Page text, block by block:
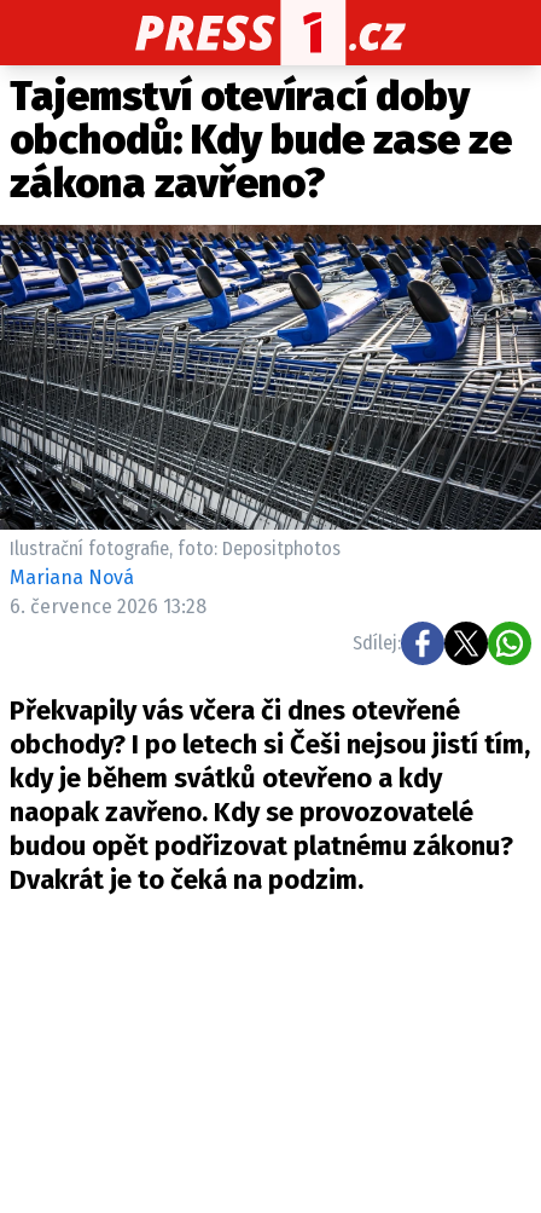
CELEBRITY NOVINKY SPORT POČASÍ
Máte příběh, fotku nebo video?
Pošlete e-mail na PRESS1.cz
O NÁS
O REDAKCI
KONTAKT
VYDAVATEL
Tajemství otevírací doby
obchodů: Kdy bude zase ze
zákona zavřeno?
Ilustrační fotografie, foto: Depositphotos
Mariana Nová
6. července 2026 13:28
Sdílej:
Překvapily vás včera či dnes otevřené
obchody? I po letech si Češi nejsou jistí tím,
kdy je během svátků otevřeno a kdy
naopak zavřeno. Kdy se provozovatelé
budou opět podřizovat platnému zákonu?
Dvakrát je to čeká na podzim.